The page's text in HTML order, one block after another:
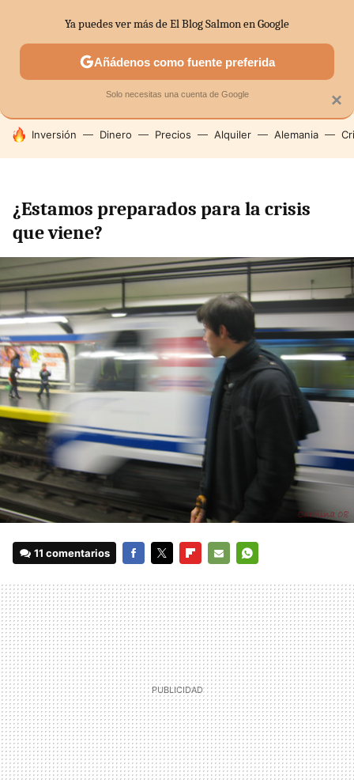
SECTORES ECONOMÍA DOMÉSTICA MERCADOS
HOY SE HABLA DE
Inversión Dinero Precios Alquiler Alemania
¿Estamos preparados para la crisis
que viene?
11 comentarios
MAIL
×
Ya puedes ver más de El Blog Salmon en Google
Añádenos como fuente preferida
Solo necesitas una cuenta de Google